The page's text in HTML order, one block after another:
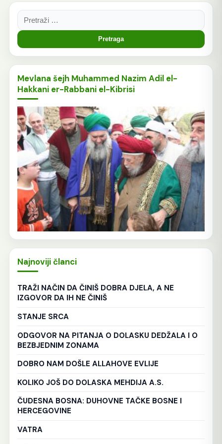
Pretraga:
Mevlana šejh Muhammed Nazim Adil el-
Hakkani er-Rabbani el-Kibrisi
Najnoviji članci
TRAŽI NAČIN DA ČINIŠ DOBRA DJELA, A NE
IZGOVOR DA IH NE ČINIŠ
STANJE SRCA
ODGOVOR NA PITANJA O DOLASKU DEDŽALA I O
BEZBJEDNIM ZONAMA
DOBRO NAM DOŠLE ALLAHOVE EVLIJE
KOLIKO JOŠ DO DOLASKA MEHDIJA A.S.
ČUDESNA BOSNA: DUHOVNE TAČKE BOSNE I
HERCEGOVINE
VATRA